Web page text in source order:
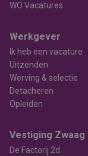
WO Vacatures
Werkgever
Ik heb een vacature
Uitzenden
Werving & selectie
Detacheren
Opleiden
Vestiging Zwaag
De Factorij 2d